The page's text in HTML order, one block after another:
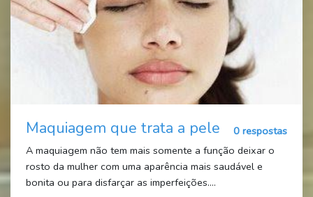
Maquiagem que trata a pele
0 respostas
A maquiagem não tem mais somente a função deixar o
rosto da mulher com uma aparência mais saudável e
bonita ou para disfarçar as imperfeições....